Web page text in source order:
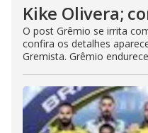
Kike Olivera;
O post Grêmio se irrita
confira os detalhes
Gremista. Grêmio